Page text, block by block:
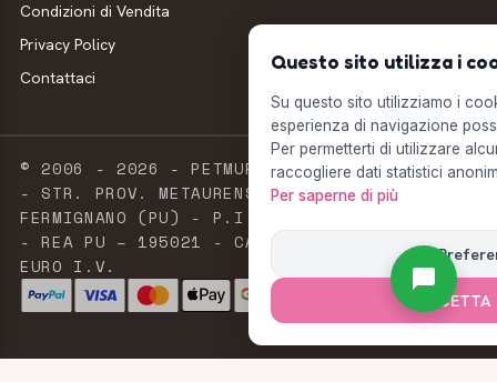
Condizioni di Vendita
Privacy Policy
Contattaci
© 2006 - 2026 - PETMUFFIN - MILLSTORE SRL
- STR. PROV. METAURENSE, 20 - 61033
FERMIGNANO (PU) - P.I. E C.F. 02603420411
- REA PU – 195021 - CAPITALE SOCIALE 2.500
EURO I.V.
Questo sito utilizza i
Su questo sito utilizziamo i
esperienza di navigazione
Per permetterti di utilizzare
raccogliere dati statistici
Per saperne di più